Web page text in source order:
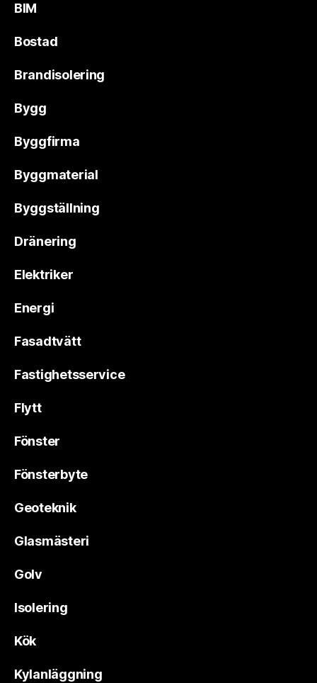
BIM
Bostad
Brandisolering
Bygg
Byggfirma
Byggmaterial
Byggställning
Dränering
Elektriker
Energi
Fasadtvätt
Fastighetsservice
Flytt
Fönster
Fönsterbyte
Geoteknik
Glasmästeri
Golv
Isolering
Kök
Kylanläggning